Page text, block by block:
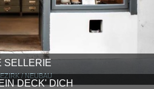
SELLERIE
/ NEUBAU
DECK' DICH